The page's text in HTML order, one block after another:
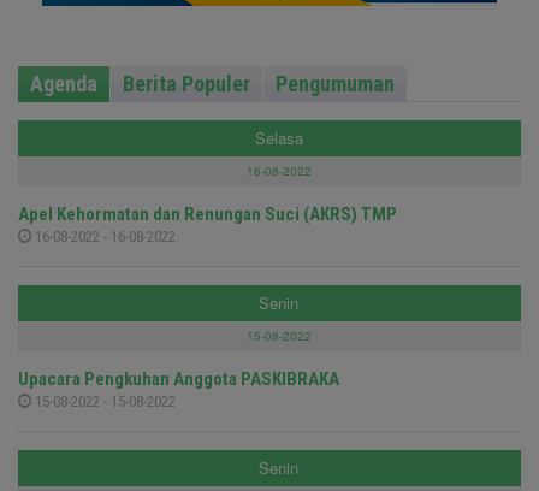
Agenda Berita Populer Pengumuman
Selasa
16-08-2022
Apel Kehormatan dan Renungan Suci (AKRS) TMP
16-08-2022 - 16-08-2022
Senin
15-08-2022
Upacara Pengkuhan Anggota PASKIBRAKA
15-08-2022 - 15-08-2022
Senin